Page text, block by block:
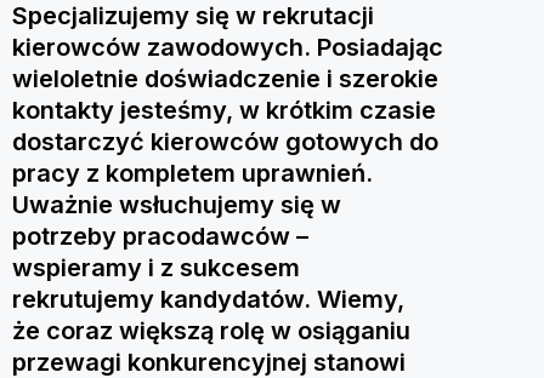
Specjalizujemy się w rekrutacji
kierowców zawodowych. Posiadając
wieloletnie doświadczenie i szerokie
kontakty jesteśmy, w krótkim czasie
dostarczyć kierowców gotowych do
pracy z kompletem uprawnień.
Uważnie wsłuchujemy się w
potrzeby pracodawców –
wspieramy i z sukcesem
rekrutujemy kandydatów. Wiemy,
że coraz większą rolę w osiąganiu
przewagi konkurencyjnej stanowi